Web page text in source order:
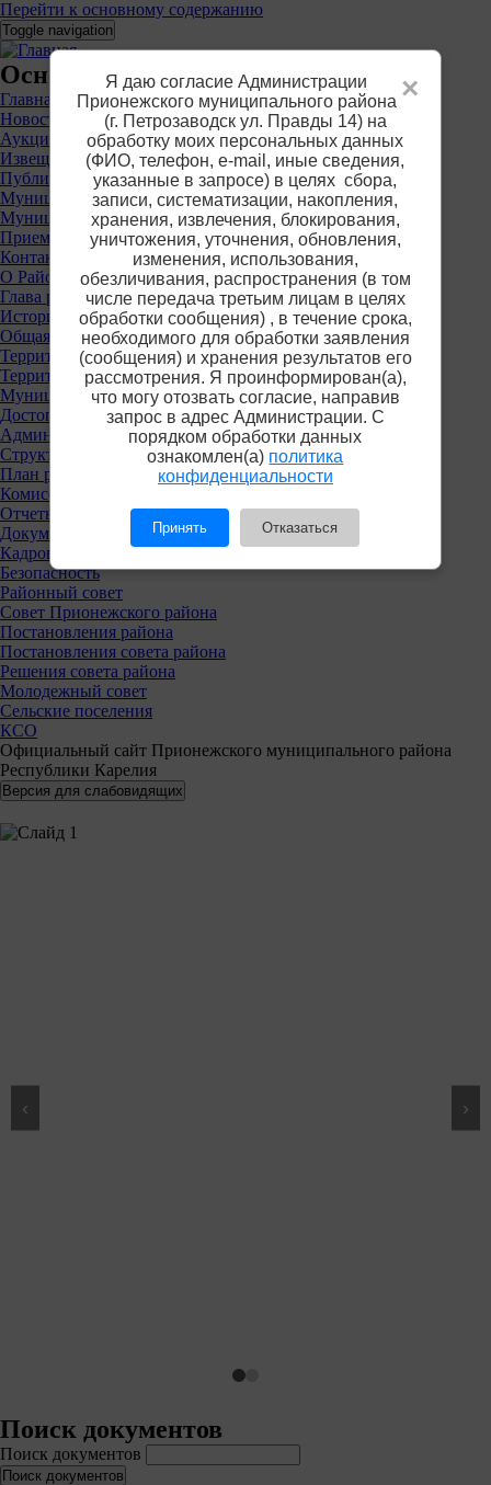
Перейти к основному содержанию
Toggle navigation
×
Я даю согласие Администрации
Прионежского муниципального района
(г. Петрозаводск ул. Правды 14) на
обработку моих персональных данных
(ФИО, телефон, е-mail, иные сведения,
указанные в запросе) в целях сбора,
записи, систематизации, накопления,
хранения, извлечения, блокирования,
уничтожения, уточнения, обновления,
изменения, использования,
обезличивания, распространения (в том
числе передача третьим лицам в целях
обработки сообщения) , в течение срока,
необходимого для обработки заявления
(сообщения) и хранения результатов его
рассмотрения. Я проинформирован(а),
что могу отозвать согласие, направив
запрос в адрес Администрации. С
порядком обработки данных
ознакомлен(а) политика
конфиденциальности
Принять Отказаться
Основное меню
Главная
Новости
Аукционы
Извещения о предоставлении участков
Публичные слушания
Муниципальные услуги
Муниципальный контроль
Приемная
Контакты
О Районе
Глава района
История
Общая информация
Территориальные органы власти
Территориальная избирательная комиссия
Муниципальные учреждения
Достопримечательности
Администрация района
Структура
План работы
Комиссии
Отчеты
Документы
Кадровая политика
Безопасность
Районный совет
Совет Прионежского района
Постановления района
Постановления совета района
Решения совета района
Молодежный совет
Сельские поселения
КСО
Официальный сайт Прионежского муниципального района
Республики Карелия
‹ ›
Поиск документов
Поиск документов